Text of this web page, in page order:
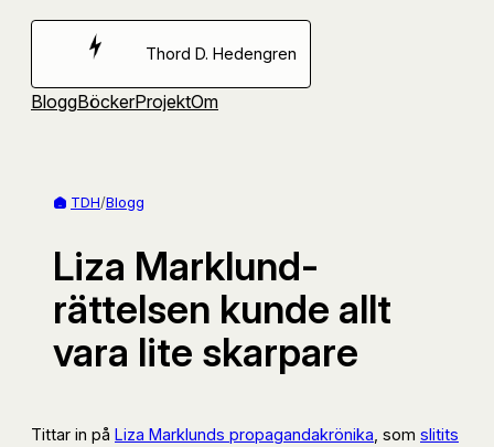
Hoppa
Thord D. Hedengren
BloggBöckerProjektOm
TDH/Blogg
Liza Marklund-
rättelsen kunde allt
vara lite skarpare
Tittar in på Liza Marklunds propagandakrönika , som slitits